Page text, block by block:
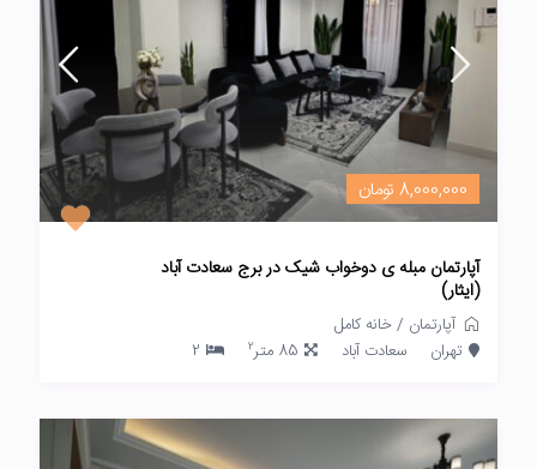
8,000,000 تومان
آپارتمان مبله ی دوخواب شیک در برج سعادت آباد
(ایثار)
آپارتمان /خانه کامل
تهران
سعادت آباد 85 متر 2
2